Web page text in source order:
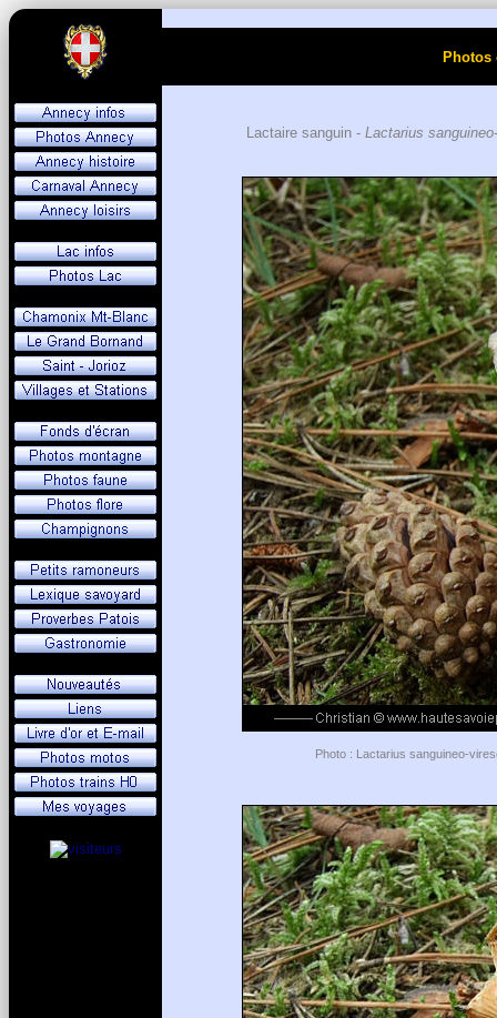
Lactaire sanguin - Lactarius
Photo : Lactarius sanguineo-